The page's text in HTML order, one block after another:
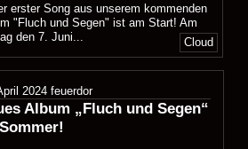
erster Song aus unserem kommenden
"Fluch und Segen" ist am Start! Am
den 7. Juni...
Cloud
2024 feuerdor
Album „Fluch und Segen“